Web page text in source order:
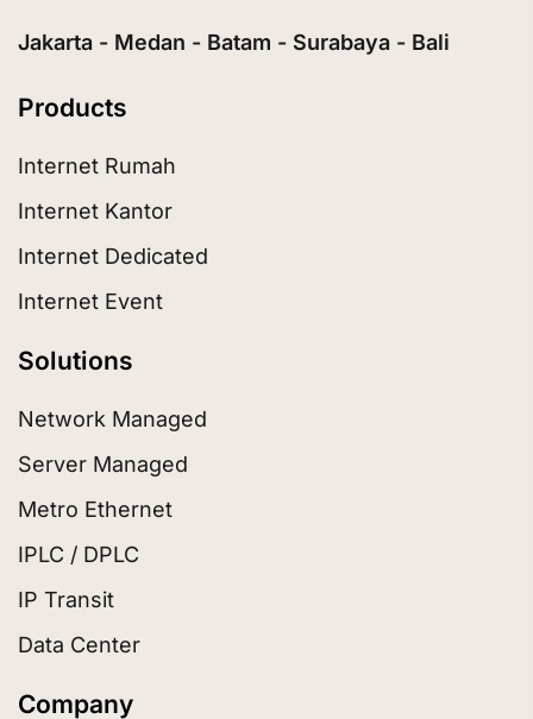
Jakarta - Medan - Batam - Surabaya - Bali
Products
Internet Rumah
Internet Kantor
Internet Dedicated
Internet Event
Solutions
Network Managed
Server Managed
Metro Ethernet
IPLC / DPLC
IP Transit
Data Center
Company